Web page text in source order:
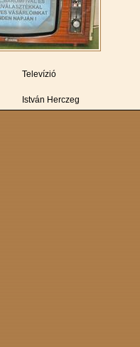
Televízió
István Herczeg